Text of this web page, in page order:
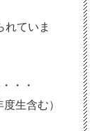
れていま
・・
生含む）